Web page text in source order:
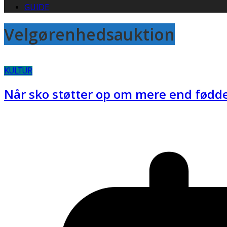
GUIDE
Velgørenhedsauktion
KULTUR
Når sko støtter op om mere end